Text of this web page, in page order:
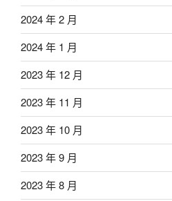
2024 年 2 月
2024 年 1 月
2023 年 12 月
2023 年 11 月
2023 年 10 月
2023 年 9 月
2023 年 8 月